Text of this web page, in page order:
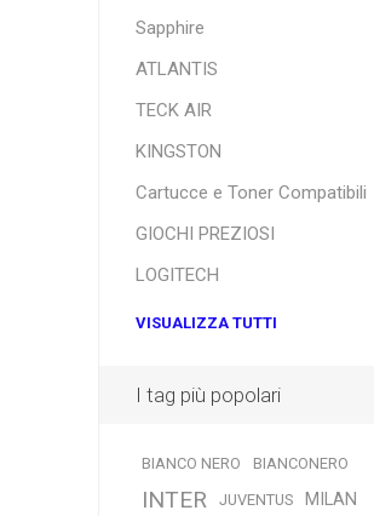
Sapphire
ATLANTIS
TECK AIR
KINGSTON
Cartucce e Toner Compatibili
GIOCHI PREZIOSI
LOGITECH
VISUALIZZA TUTTI
I tag più popolari
BIANCO NERO BIANCONERO
INTER JUVENTUS MILAN